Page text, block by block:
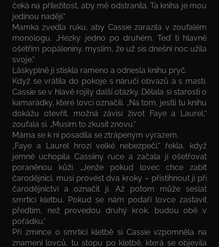
čeká na příležitost, aby mě odstranila. Ta kniha je mou
jedinou nadějí.“
Mamka zvedla ruku, aby Cassie zarazila v zoufalém
monologu. „Hezky jedno po druhém. Teď ti hlavně
ošetřím popáleniny. myslím, že už sis dnešní noc užila
svoje.“
Láskyplně jí stiskla rameno a odnesla knihu pryč.
Když se vrátila do pokoje s náručí obvazů a s mastí,
Cassie se v hlavě rojily další otázky. Dělala si starosti o
kamarádky, které lovci označili. „Na tom, jestli tu knihu
dokážu otevřít, možná závisí život Faye a Laurel,“
zoufala si. „Musím to zkusit znovu.“
Máma se k ní posadila se ztrápeným výrazem.
„Faye a Laurel hrozí velké nebezpečí,“ řekla, když
jemně uchopila Cassiiny ruce a začala jí ošetřovat
poraněnou kůži. „Jenže pokud lovec chce zabít
čarodějnici, musí provést dva kroky – přistihnout ji při
čarodějnictví a označit ji. Až potom může seslat
smrtící kletbu. Pokud se nám podaří lovce zastavit
předtím, než provedou druhý krok, budou obě v
pořádku.“
Při zmínce o smrtící kletbě si Cassie vzpomněla na
znamení lovců, tu stopu po kletbě, která se objevila